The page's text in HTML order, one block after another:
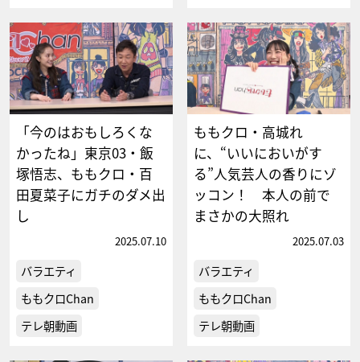
「今のはおもしろくな
かったね」東京03・飯
塚悟志、ももクロ・百
田夏菜子にガチのダメ出
し
2025.07.10
バラエティ
ももクロChan
テレ朝動画
ももクロ・高城れ
に、“いいにおいがす
る”人気芸人の香りにゾ
ッコン！ 本人の前で
まさかの大照れ
2025.07.03
バラエティ
ももクロChan
テレ朝動画